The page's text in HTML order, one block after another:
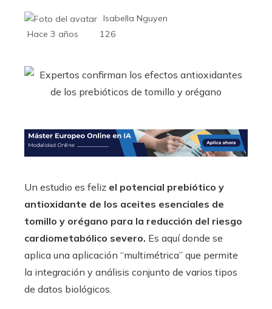
Isabella Nguyen
Hace 3 años
126
Un estudio es feliz el potencial prebiótico y
antioxidante de los aceites esenciales de
tomillo y orégano para la reducción del riesgo
cardiometabólico severo. Es aquí donde se
aplica una aplicación “multimétrica” que permite
la integración y análisis conjunto de varios tipos
de datos biológicos.